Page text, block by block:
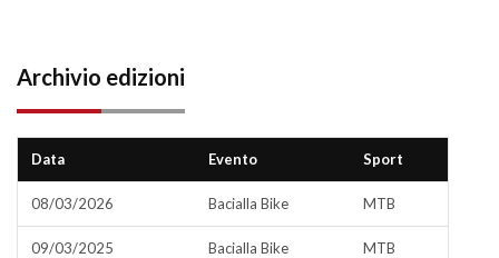
Archivio edizioni
Data Evento Sport
08/03/2026 Bacialla Bike MTB
09/03/2025 Bacialla Bike MTB